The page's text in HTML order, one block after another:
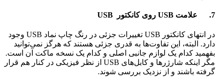
7. علامت USB روی کانکتور USB
در انتهای کانکتور USB تغییرات جزئی در رنگ چاپ نماد USB وجود
دارد. البته، این تفاوت‌ها به قدری جزئی هستند که هرگز نمی‌توانید
بفهمید کدام یک لوازم جانبی اصلی و کدام یک نسخه ماکت آن است.
مگر اینکه شارژرها و کابل‌های USB از نظر فیزیکی در کنار هم قرار
گرفته باشند و از نزدیک بررسی شوند.